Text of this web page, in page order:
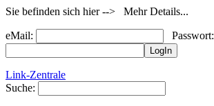
Sie befinden sich hier --> Mehr Details...
eMail: Passwort:
Link-Zentrale
Suche: